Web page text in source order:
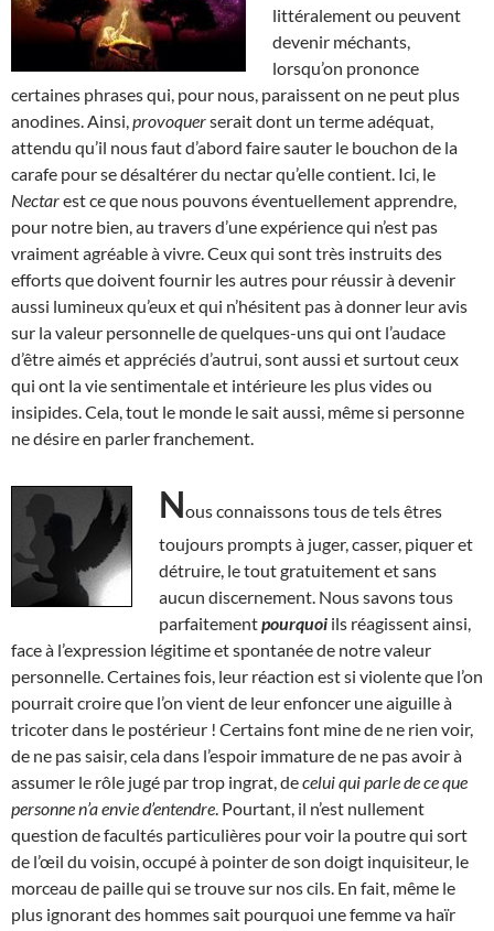
littéralement ou peuvent
devenir méchants,
lorsqu’on prononce
certaines phrases qui, pour nous, paraissent on ne peut plus
anodines. Ainsi, provoquerserait dont un terme adéquat,
attendu qu’il nous faut d’abord faire sauter le bouchon de la
carafe pour se désaltérer du nectar qu’elle contient. Ici, le
Nectarest ce que nous pouvons éventuellement apprendre,
pour notre bien, au travers d’une expérience qui n’est pas
vraiment agréable à vivre. Ceux qui sont très instruits des
efforts que doivent fournir les autres pour réussir à devenir
aussi lumineux qu’eux et qui n’hésitent pas à donner leur avis
sur la valeur personnelle de quelques-uns qui ont l’audace
d’être aimés et appréciés d’autrui, sont aussi et surtout ceux
qui ont la vie sentimentale et intérieure les plus vides ou
insipides. Cela, tout le monde le sait aussi, même si personne
ne désire en parler franchement.
Nous connaissons tous de tels êtres
toujours prompts à juger, casser, piquer et
détruire, le tout gratuitement et sans
aucun discernement. Nous savons tous
parfaitementpourquoi ils réagissent ainsi,
face à l’expression légitime et spontanée de notre valeur
personnelle. Certaines fois, leur réaction est si violente que l’on
pourrait croire que l’on vient de leur enfoncer une aiguille à
tricoter dans le postérieur ! Certains font mine de ne rien voir,
de ne pas saisir, cela dans l’espoir immature de ne pas avoir à
assumer le rôle jugé par trop ingrat, decelui qui parle de ce que
personne n’a envie d’entendre . Pourtant, il n’est nullement
question de facultés particulières pour voir la poutre qui sort
de l’œil du voisin, occupé à pointer de son doigt inquisiteur, le
morceau de paille qui se trouve sur nos cils. En fait, même le
plus ignorant des hommes sait pourquoi une femme va haïr